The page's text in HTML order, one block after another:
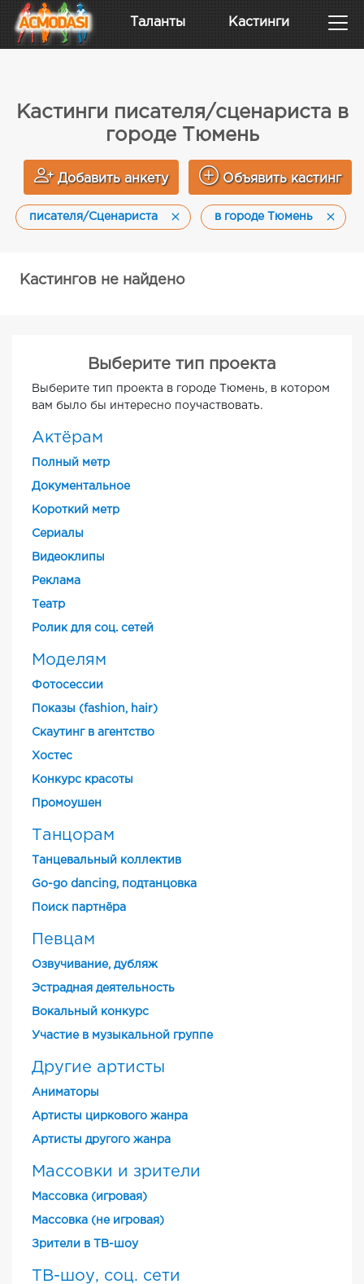
Таланты Кастинги
Кастинги писателя/сценариста в
городе Тюмень
Добавить анкету Объявить кастинг
писателя/Сценариста в городе Тюмень
Кастингов не найдено
Выберите тип проекта
Выберите тип проекта в городе Тюмень, в котором
вам было бы интересно поучаствовать.
Актёрам
Полный метр
Документальное
Короткий метр
Cериалы
Видеоклипы
Реклама
Театр
Ролик для соц. сетей
Моделям
Фотосессии
Показы (fashion, hair)
Скаутинг в агентство
Хостес
Конкурс красоты
Промоушен
Танцорам
Танцевальный коллектив
Go-go dancing, подтанцовка
Поиск партнёра
Певцам
Озвучивание, дубляж
Эстрадная деятельность
Вокальный конкурс
Участие в музыкальной группе
Другие артисты
Аниматоры
Артисты циркового жанра
Артисты другого жанра
Массовки и зрители
Массовка (игровая)
Массовка (не игровая)
Зрители в ТВ-шоу
ТВ-шоу, соц. сети